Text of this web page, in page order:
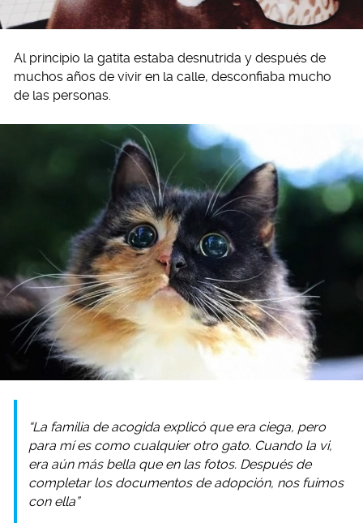
Al principio la gatita estaba desnutrida y después de
muchos años de vivir en la calle, desconfiaba mucho
de las personas.
“La familia de acogida explicó que era ciega, pero
para mí es como cualquier otro gato. Cuando la vi,
era aún más bella que en las fotos. Después de
completar los documentos de adopción, nos fuimos
con ella”